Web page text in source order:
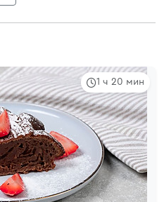
1 ч 20 мин